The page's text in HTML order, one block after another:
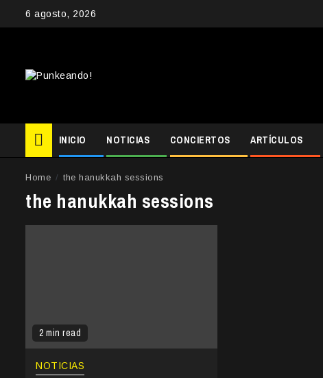
6 agosto, 2026
INICIO NOTICIAS CONCIERTOS ARTÍCULOS
Home the hanukkah sessions
the hanukkah sessions
2 min read
NOTICIAS